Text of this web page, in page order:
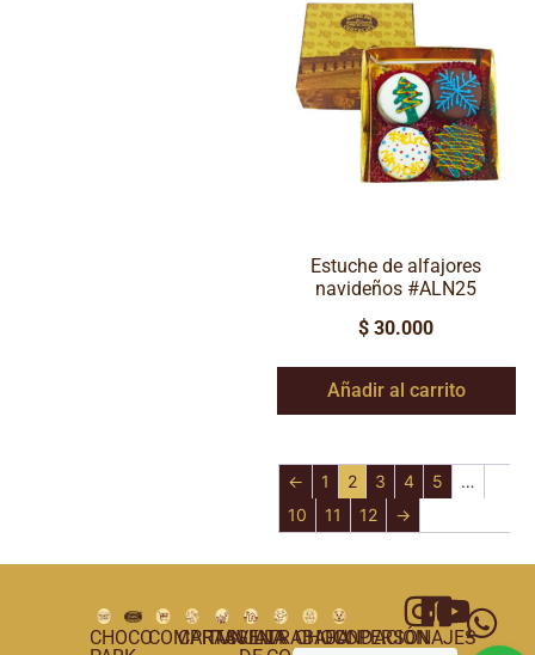
Estuche de alfajores
navideños #ALN25
$ 30.000
Añadir al carrito
← 1 2 3 4 5
…
10
11 12 →
CHOCOCOMPRAS
CARTAGENA
TUNJA
VILLATRABAJA
CHOCOPERSONAJES
FUNDACIÓN